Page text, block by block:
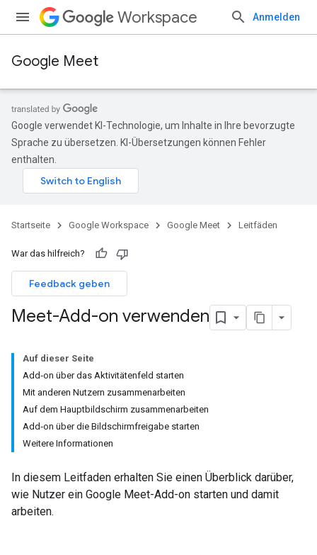
Workspace Anmelden
Google Meet
Google verwendet KI-Technologie, um Inhalte in Ihre bevorzugte
Sprache zu übersetzen. KI-Übersetzungen können Fehler
enthalten.
Startseite Google Workspace Google Meet Leitfäden
War das hilfreich?
Feedback geben
Meet-Add-on verwenden
Auf dieser Seite
Add‑on über das Aktivitätenfeld starten
Mit anderen Nutzern zusammenarbeiten
Auf dem Hauptbildschirm zusammenarbeiten
Add‑on über die Bildschirmfreigabe starten
Weitere Informationen
In diesem Leitfaden erhalten Sie einen Überblick darüber,
wie Nutzer ein Google Meet-Add-on starten und damit
arbeiten.